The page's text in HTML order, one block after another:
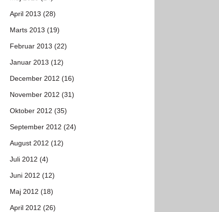
April 2013 (28)
Marts 2013 (19)
Februar 2013 (22)
Januar 2013 (12)
December 2012 (16)
November 2012 (31)
Oktober 2012 (35)
September 2012 (24)
August 2012 (12)
Juli 2012 (4)
Juni 2012 (12)
Maj 2012 (18)
April 2012 (26)